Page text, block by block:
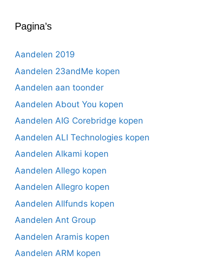
Pagina’s
Aandelen 2019
Aandelen 23andMe kopen
Aandelen aan toonder
Aandelen About You kopen
Aandelen AIG Corebridge kopen
Aandelen ALI Technologies kopen
Aandelen Alkami kopen
Aandelen Allego kopen
Aandelen Allegro kopen
Aandelen Allfunds kopen
Aandelen Ant Group
Aandelen Aramis kopen
Aandelen ARM kopen